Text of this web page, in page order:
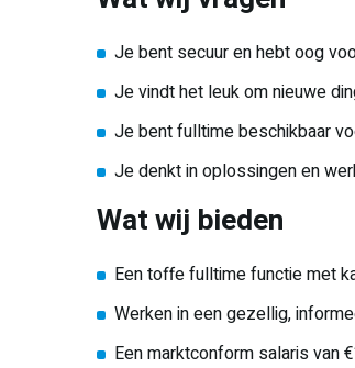
Je bent secuur en hebt oog
Je vindt het leuk om nieuwe
Je bent fulltime beschikbaar
Je denkt in oplossingen en
Wat wij bieden
Een toffe fulltime functie met
Werken in een gezellig,
Een marktconform salaris van